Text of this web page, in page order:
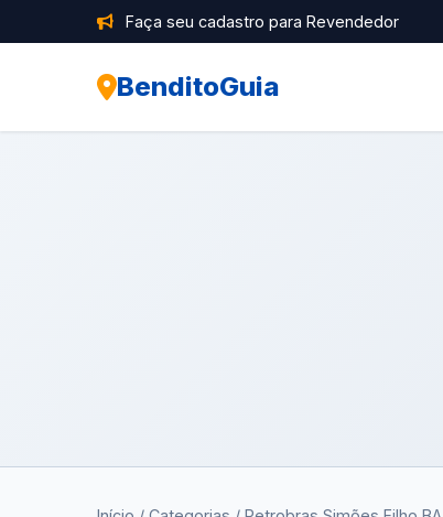
Faça seu cadastro para Revendedor
BenditoGuia